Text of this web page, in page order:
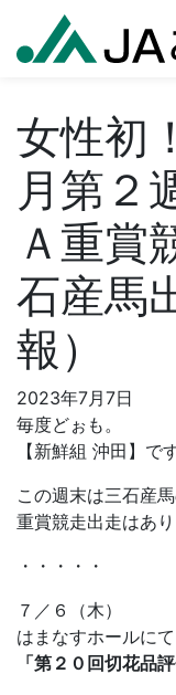
女性初
月第２
Ａ重
石産馬
報）
2023年7月7日
毎度どぉも。
【新鮮組 沖田】です
この週末は三石産
重賞競走出走はあり
・・・・・
７／６（木）
はまなすホールにて
「第２０回切花品評